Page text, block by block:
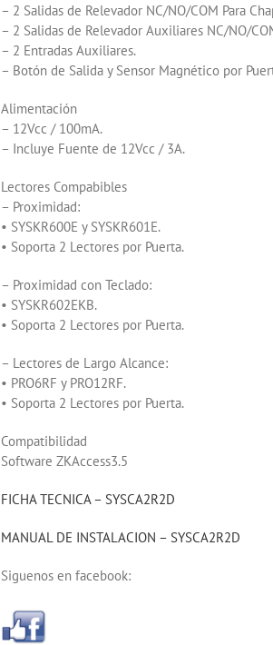
– 2 Salidas de Relevador NC/NO/COM Para
– 2 Salidas de Relevador Auxiliares NC/NO/
– 2 Entradas Auxiliares.
– Botón de Salida y Sensor Magnético por
Alimentación
– 12Vcc / 100mA.
– Incluye Fuente de 12Vcc / 3A.
Lectores Compabibles
– Proximidad:
• SYSKR600E y SYSKR601E.
• Soporta 2 Lectores por Puerta.
– Proximidad con Teclado:
• SYSKR602EKB.
• Soporta 2 Lectores por Puerta.
– Lectores de Largo Alcance:
• PRO6RF y PRO12RF.
• Soporta 2 Lectores por Puerta.
Compatibilidad
Software ZKAccess3.5
FICHA TECNICA – SYSCA2R2D
MANUAL DE INSTALACION – SYSCA2R2D
Siguenos en facebook: